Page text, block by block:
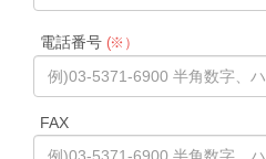
電話番号(※）
FAX